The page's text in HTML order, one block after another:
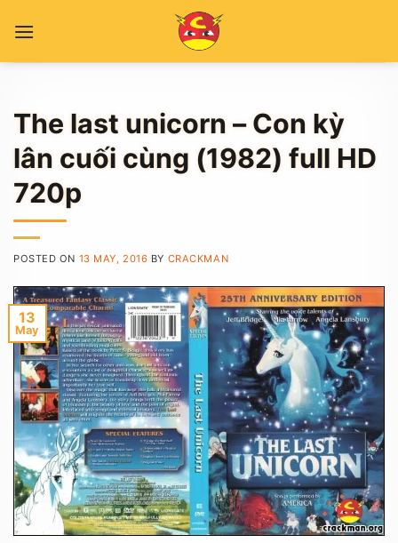
The last unicorn – Con kỳ
lân cuối cùng (1982) full HD
720p
POSTED ON 13 MAY, 2016 BY CRACKMAN
13
May